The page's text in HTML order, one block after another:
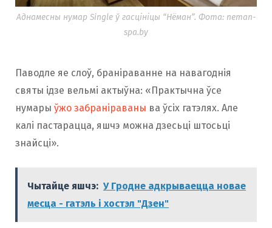
Аднамесны нумар Single ў гасцініцы “Нёман”. Фота: neman-
spa.by
Паводле яе слоў, браніраванне на навагоднія
святы ідзе вельмі актыўна: «Практычна ўсе
нумары ўжо забраніраваны ва ўсіх гатэлях. Але
калі пастарацца, яшчэ можна дзесьці штосьці
знайсці».
Чытайце яшчэ: У Гродне адкрываецца новае
месца - гатэль і хостэл "Дзен"